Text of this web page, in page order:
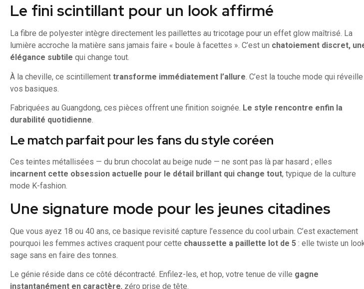
Le fini scintillant pour un look affirmé
La fibre de polyester intègre directement les paillettes au tricotage pour un effet glow maîtrisé. La
lumière accroche la matière sans jamais faire « boule à facettes ». C’est un chatoiement discret,
élégance subtile qui change tout.
À la cheville, ce scintillement transforme immédiatement l’allure . C’est la touche mode qui réveille
vos basiques.
Fabriquées au Guangdong, ces pièces offrent une finition soignée. Le style rencontre enfin la
durabilité quotidienne.
Le match parfait pour les fans du style coréen
Ces teintes métallisées — du brun chocolat au beige nude — ne sont pas là par hasard ; elles
incarnent cette obsession actuelle pour le détail brillant qui change tout, typique de la culture
mode K-fashion.
Une signature mode pour les jeunes citadines
Que vous ayez 18 ou 40 ans, ce basique revisité capture l’essence du cool urbain. C’est exactement
pourquoi les femmes actives craquent pour cette chaussette a paillette lot de 5 : elle twiste un
sage sans en faire des tonnes.
Le génie réside dans ce côté décontracté. Enfilez-les, et hop, votre tenue de ville gagne
instantanément en caractère, zéro prise de tête.